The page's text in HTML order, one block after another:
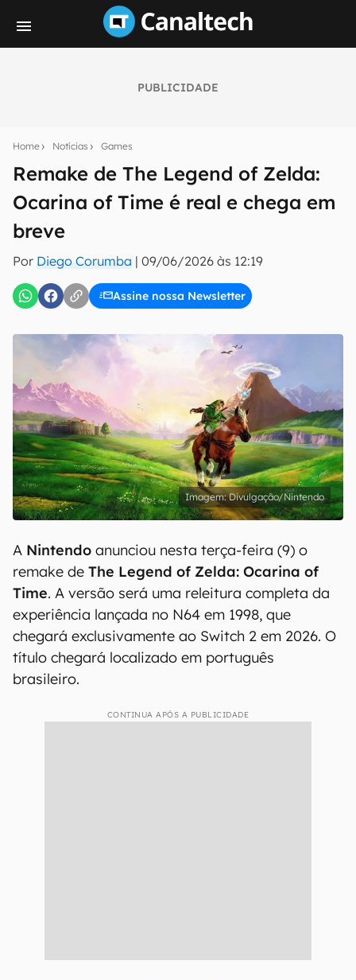
PUBLICIDADE
Home Notícias Games
Remake de The Legend of Zelda:
Ocarina of Time é real e chega em
breve
Por Diego Corumba | 09/06/2026 às 12:19
Assine nossa Newsletter
notícias e reviews sobre tecnologia em primeira
E-mail
inscreva-se
Uso e Política de Privacidade do Canaltech.
Divulgação/Nintendo
A Nintendo anunciou nesta terça-feira (9) o
remake de The Legend of Zelda: Ocarina of
Time. A versão será uma releitura completa da
experiência lançada no N64 em 1998, que
chegará exclusivamente ao Switch 2 em 2026. O
título chegará localizado em português
brasileiro.
CONTINUA APÓS A PUBLICIDADE